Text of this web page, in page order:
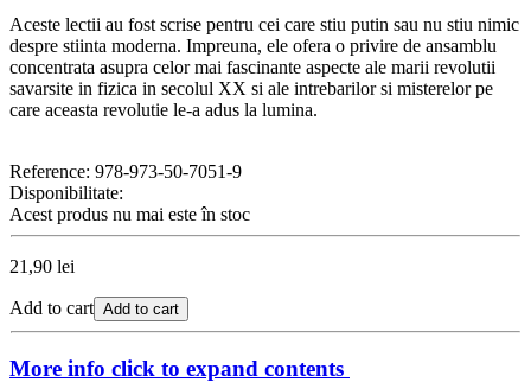
Aceste lectii au fost scrise pentru cei care stiu putin sau nu stiu nimic
despre stiinta moderna. Impreuna, ele ofera o privire de ansamblu
concentrata asupra celor mai fascinante aspecte ale marii revolutii
savarsite in fizica in secolul XX si ale intrebarilor si misterelor pe
care aceasta revolutie le-a adus la lumina.
Reference: 978-973-50-7051-9
Disponibilitate:
Acest produs nu mai este în stoc
21,90 lei
Add to cart Add to cart
More info click to expand contents